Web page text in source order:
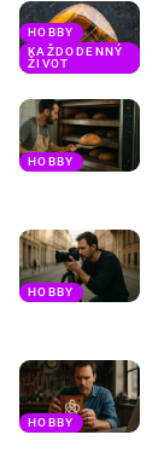
HOBBY
KAŽDODENNÝ
ŽIVOT
HOBBY
HOBBY
HOBBY